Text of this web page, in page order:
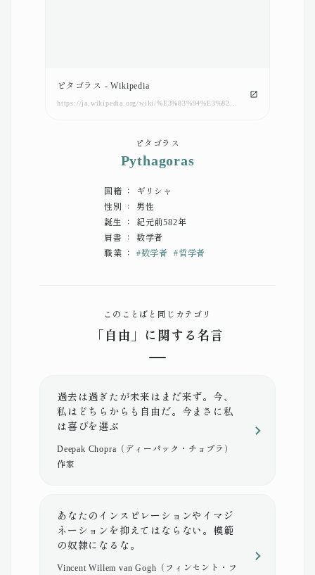
ピタゴラス - Wikipedia
ピタゴラス
Pythagoras
国籍 ： ギリシャ
性別 ： 男性
誕生 ： 紀元前582年
肩書 ： 数学者
職業 ： #数学者 #哲学者
このことばと同じカテゴリ
「自由」に関する名言
過去は過ぎたが未来はまだ来ず。今、
私はどちらからも自由だ。今まさに私
は喜びを選ぶ
Deepak Chopra（ディーパック・チョプラ）
作家
あなたのインスピレーションやイマジ
ネーションを抑えてはならない。模範
の奴隷になるな。
Vincent Willem van Gogh（フィンセント・フ